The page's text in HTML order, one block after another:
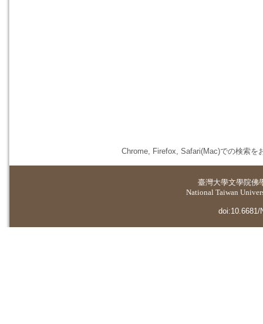
Chrome, Firefox, Safari(Mac)での検索を
臺灣大學文學院佛
National Taiwan
doi:10.6681/